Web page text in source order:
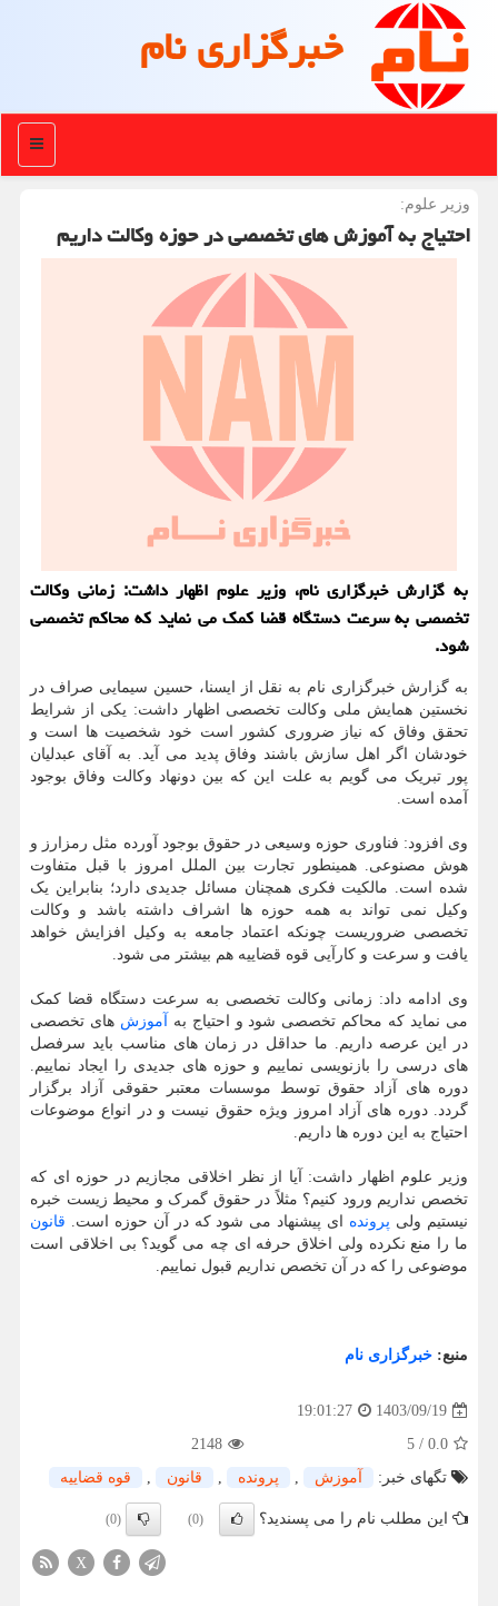
خبرگزاری نام
منو
وزیر علوم:
احتیاج به آموزش های تخصصی در حوزه وکالت داریم
به گزارش خبرگزاری نام، وزیر علوم اظهار داشت: زمانی وکالت
تخصصی به سرعت دستگاه قضا کمک می نماید که محاکم تخصصی
شود.
به گزارش خبرگزاری نام به نقل از ایسنا، حسین سیمایی صراف در
نخستین همایش ملی وکالت تخصصی اظهار داشت: یکی از شرایط
تحقق وفاق که نیاز ضروری کشور است خود شخصیت ها است و
خودشان اگر اهل سازش باشند وفاق پدید می آید. به آقای عبدلیان
پور تبریک می گویم به علت این که بین دونهاد وکالت وفاق بوجود
آمده است.
وی افزود: فناوری حوزه وسیعی در حقوق بوجود آورده مثل رمزارز و
هوش مصنوعی. همینطور تجارت بین الملل امروز با قبل متفاوت
شده است. مالکیت فکری همچنان مسائل جدیدی دارد؛ بنابراین یک
وکیل نمی تواند به همه حوزه ها اشراف داشته باشد و وکالت
تخصصی ضروریست چونکه اعتماد جامعه به وکیل افزایش خواهد
یافت و سرعت و کارآیی قوه قضاییه هم بیشتر می شود.
وی ادامه داد: زمانی وکالت تخصصی به سرعت دستگاه قضا کمک
می نماید که محاکم تخصصی شود و احتیاج به آموزش های تخصصی
در این عرصه داریم. ما حداقل در زمان های مناسب باید سرفصل
های درسی را بازنویسی نماییم و حوزه های جدیدی را ایجاد نماییم.
دوره های آزاد حقوق توسط موسسات معتبر حقوقی آزاد برگزار
گردد. دوره های آزاد امروز ویژه حقوق نیست و در انواع موضوعات
احتیاج به این دوره ها داریم.
وزیر علوم اظهار داشت: آیا از نظر اخلاقی مجازیم در حوزه ای که
تخصص نداریم ورود کنیم؟ مثلاً در حقوق گمرک و محیط زیست خبره
نیستیم ولی پرونده ای پیشنهاد می شود که در آن حوزه است. قانون
ما را منع نکرده ولی اخلاق حرفه ای چه می گوید؟ بی اخلاقی است
موضوعی را که در آن تخصص نداریم قبول نماییم.
منبع: خبرگزاری نام
1403/09/19
19:01:27
0.0
/
5
2148
تگهای خبر:
آموزش , پرونده , قانون , قوه قضاییه
این مطلب نام را می پسندید؟ (0)
(0)
X